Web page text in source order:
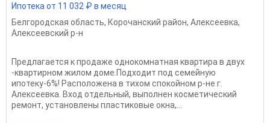
Ипотека от 11 032 ₽ в месяц
Белгородская область, Корочанский район, Алексеевка,
Алексеевский р-н
Предлагается к продаже однокомнатная квартира в двух
-квартирном жилом доме.Подходит под семейную
ипотеку-6%! Расположена в тихом спокойном р-не г.
Алексеевка. Вход отдельный, выполнен косметический
ремонт, установлены пластиковые окна,...